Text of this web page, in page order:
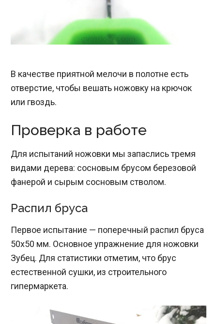
В качестве приятной мелочи в полотне есть
отверстие, чтобы вешать ножовку на крючок
или гвоздь.
Проверка в работе
Для испытаний ножовки мы запаслись тремя
видами дерева: сосновым брусом березовой
фанерой и сырым сосновым стволом.
Распил бруса
Первое испытание — поперечный распил бруса
50х50 мм. Основное упражнение для ножовки
Зубец. Для статистики отметим, что брус
естественной сушки, из строительного
гипермаркета.